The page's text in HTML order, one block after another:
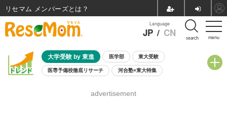
menu
Language
JP / CN search
大学受験 by 東進 医学部 東大受験
医専予備校徹底リサーチ 河合塾×東大特集
8月開催学校説明会・相談会
advertisement
リセマム メンバーズ